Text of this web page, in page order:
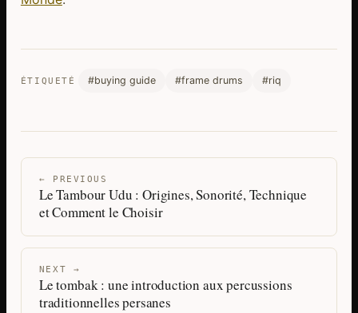
ÉTIQUETÉ #buying guide #frame drums #riq
← PREVIOUS
Le Tambour Udu : Origines, Sonorité, Technique
et Comment le Choisir
NEXT →
Le tombak : une introduction aux percussions
traditionnelles persanes